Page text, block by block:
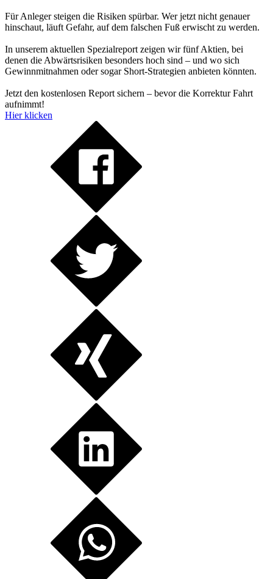
Für Anleger steigen die Risiken spürbar. Wer jetzt nicht genauer
hinschaut, läuft Gefahr, auf dem falschen Fuß erwischt zu werden.
In unserem aktuellen Spezialreport zeigen wir fünf Aktien, bei
denen die Abwärtsrisiken besonders hoch sind – und wo sich
Gewinnmitnahmen oder sogar Short-Strategien anbieten könnten.
Jetzt den kostenlosen Report sichern – bevor die Korrektur Fahrt
aufnimmt!
Hier klicken